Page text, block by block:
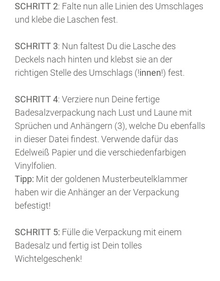
SCHRITT 2: Falte nun alle Linien des Umschlages
und klebe die Laschen fest.
SCHRITT 3: Nun faltest Du die Lasche des
Deckels nach hinten und klebst sie an der
richtigen Stelle des Umschlags (!innen!) fest.
SCHRITT 4: Verziere nun Deine fertige
Badesalzverpackung nach Lust und Laune mit
Sprüchen und Anhängern (3), welche Du ebenfalls
in dieser Datei findest. Verwende dafür das
Edelweiß Papier und die verschiedenfarbigen
Vinylfolien.
Tipp: Mit der goldenen Musterbeutelklammer
haben wir die Anhänger an der Verpackung
befestigt!
SCHRITT 5: Fülle die Verpackung mit einem
Badesalz und fertig ist Dein tolles
Wichtelgeschenk!